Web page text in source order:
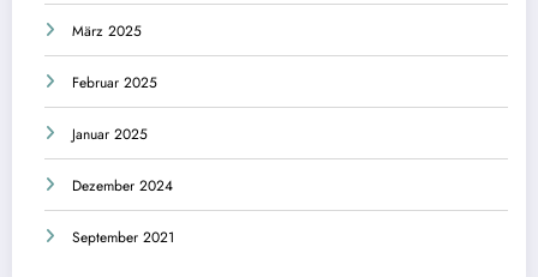
März 2025
Februar 2025
Januar 2025
Dezember 2024
September 2021